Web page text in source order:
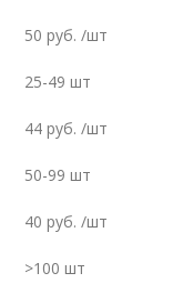
50 руб. /шт
25-49 шт
44 руб. /шт
50-99 шт
40 руб. /шт
>100 шт